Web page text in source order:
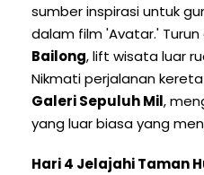
sumber inspirasi untuk
dalam film 'Avatar.'
Bailong, lift wisata luar
Nikmati perjalanan
Galeri Sepuluh Mil,
yang luar biasa yang
Hari 4 Jelajahi Taman